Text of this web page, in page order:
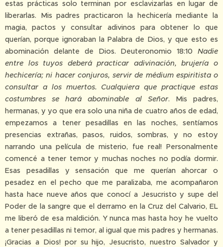
estas prácticas solo terminan por esclavizarlas en lugar de
liberarlas. Mis padres practicaron la hechicería mediante la
magia, pactos y consultar adivinos para obtener lo que
querían, porque ignoraban la Palabra de Dios, y que esto es
abominación delante de Dios. Deuteronomio 18:10 Nadie
entre los tuyos deberá practicar adivinación, brujería o
hechicería; ni hacer conjuros, servir de médium espiritista o
consultar a los muertos. Cualquiera que practique estas
costumbres se hará abominable al Señor. Mis padres,
hermanas, y yo que era solo una niña de cuatro años de edad,
empezamos a tener pesadillas en las noches, sentíamos
presencias extrañas, pasos, ruidos, sombras, y no estoy
narrando una película de misterio, fue real! Personalmente
comencé a tener temor y muchas noches no podía dormir.
Esas pesadillas y sensación que me querían ahorcar o
pesadez en el pecho que me paralizaba, me acompañaron
hasta hace nueve años que conocí a Jesucristo y supe del
Poder de la sangre que el derramo en la Cruz del Calvario, EL
me liberó de esa maldición. Y nunca mas hasta hoy he vuelto
a tener pesadillas ni temor, al igual que mis padres y hermanas.
¡Gracias a Dios! por su hijo, Jesucristo, nuestro Salvador y